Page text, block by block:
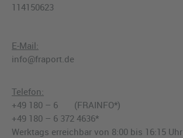
114150623
E-Mail:
info@fraport.de
Telefon:
+49 180 – 6 (FRAINFO*)
+49 180 – 6 372 4636*
Werktags erreichbar von 8:00 bis 16:15 Uhr